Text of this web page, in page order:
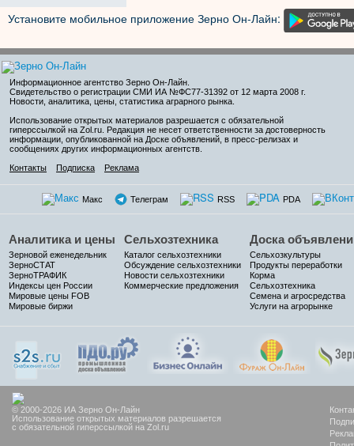
Установите мобильное приложение Зерно Он-Лайн:
Информационное агентство Зерно Он-Лайн
Свидетельство о регистрации СМИ ИА №ФС77-31392 от 12 марта 2008 г.
Новости, аналитика, цены, статистика аграрного рынка.
Использование открытых материалов разрешается с обязательной
гиперссылкой на Zol.ru. Редакция не несет ответственности за достоверность
информации, опубликованной на Доске объявлений, в пресс-релизах и
сообщениях других информационных агентств.
Контакты
Подписка Реклама
Макс Телеграм RSS PDA
Аналитика и цены
Зерновой еженедельник
ЗерноСТАТ
ЗерноТРАФИК
Индексы цен России
Мировые цены FOB
Мировые биржи
Сельхозтехника
Каталог сельхозтехники
Обсуждение сельхозтехники
Новости сельхозтехники
Коммерческие предложения
Доска
Сельхозкультуры
Продукты переработки
Корма
Сельхозтехника
Семена и агросредства
Услуги на агрорынке
© 2000-2026 ИА Зерно Он-Лайн
Использование открытых материалов разрешается
с обязательной гиперссылкой на Zol.ru